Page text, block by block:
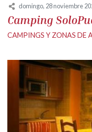
domingo, 28 noviembre
Camping
CAMPINGS Y ZONAS DE